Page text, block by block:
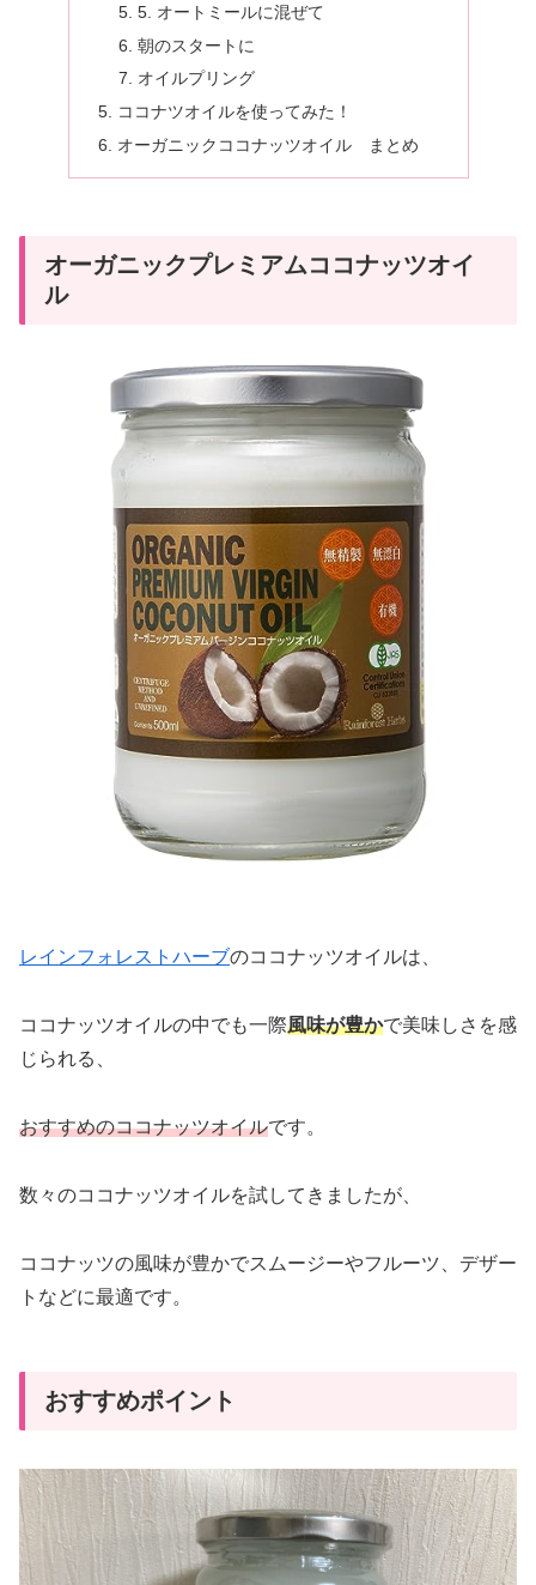
5. オートミールに混ぜて
朝のスタートに
オイルプリング
ココナツオイルを使ってみた！
オーガニックココナッツオイル まとめ
オーガニックプレミアムココナッツオイ
ル
レインフォレストハーブのココナッツオイルは、
ココナッツオイルの中でも一際風味が豊かで美味しさを感
じられる、
おすすめのココナッツオイルです。
数々のココナッツオイルを試してきましたが、
ココナッツの風味が豊かでスムージーやフルーツ、デザー
トなどに最適です。
おすすめポイント